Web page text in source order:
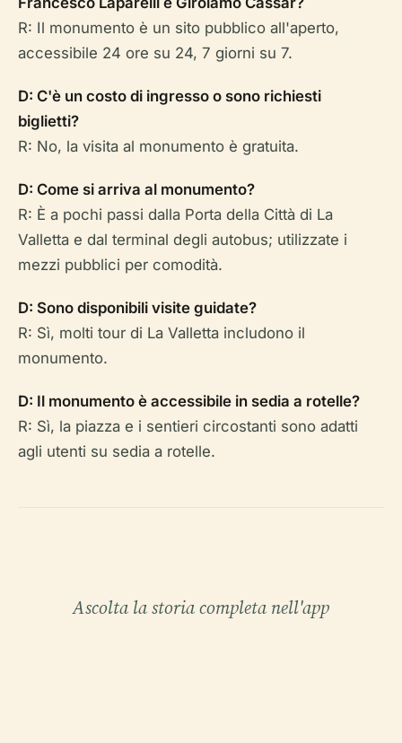
R: Il monumento è un sito pubblico all'aperto,
accessibile 24 ore su 24, 7 giorni su 7.
D: C'è un costo di ingresso o sono richiesti
biglietti?
R: No, la visita al monumento è gratuita.
D: Come si arriva al monumento?
R: È a pochi passi dalla Porta della Città di La
Valletta e dal terminal degli autobus; utilizzate i
mezzi pubblici per comodità.
D: Sono disponibili visite guidate?
R: Sì, molti tour di La Valletta includono il
monumento.
D: Il monumento è accessibile in sedia a rotelle?
R: Sì, la piazza e i sentieri circostanti sono adatti
agli utenti su sedia a rotelle.
Ascolta la storia completa nell'app